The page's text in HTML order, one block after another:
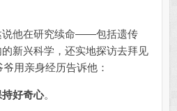
他在研究续命——包括遗传
新兴科学，还实地探访去拜见
用亲身经历告诉他：
好奇心。